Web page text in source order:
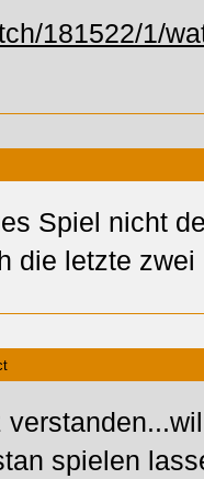
181522/1/
Spiel nicht
die letzte
spielen